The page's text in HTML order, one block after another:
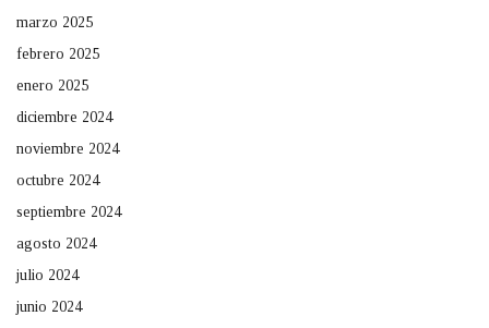
marzo 2025
febrero 2025
enero 2025
diciembre 2024
noviembre 2024
octubre 2024
septiembre 2024
agosto 2024
julio 2024
junio 2024